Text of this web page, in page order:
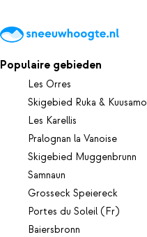
Populaire gebieden
Les Orres
Skigebied Ruka & Kuusamo
Les Karellis
Pralognan la Vanoise
Skigebied Muggenbrunn
Samnaun
Grosseck Speiereck
Portes du Soleil (Fr)
Baiersbronn